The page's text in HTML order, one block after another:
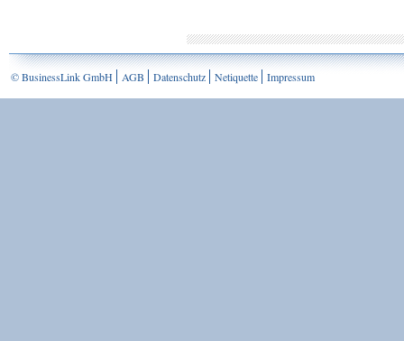
© BusinessLink GmbH AGB Datenschutz Netiquette Impressum